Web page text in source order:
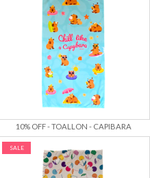
10% OFF - TOALLON - CAPIBARA
SALE
10% OFF - TOALLON - CEREZAS